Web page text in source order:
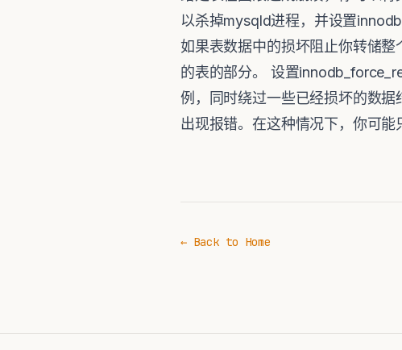
以杀掉mysqld进程，并设置
如果表数据中的损坏阻止你转储
的表的部分。 设置
例，同时绕过一些已经损坏的数据
出现报错。在这种情况下，你可
← Back to Home